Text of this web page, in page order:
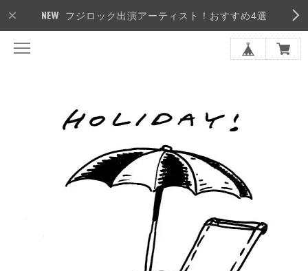
フジロック出演アーティスト！おすすめ4選